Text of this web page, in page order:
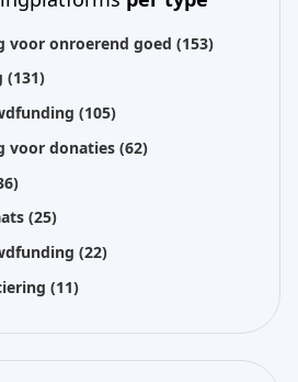
voor onroerend goed (153)
(131)
(105)
voor donaties (62)
(25)
(22)
(11)